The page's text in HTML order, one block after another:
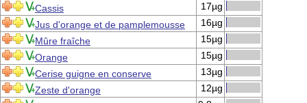
Cassis
17µg
Jus d'orange et de pamplemousse
16µg
Mûre fraîche
15µg
Orange
15µg
Cerise guigne en conserve
13µg
Zeste d'orange
12µg